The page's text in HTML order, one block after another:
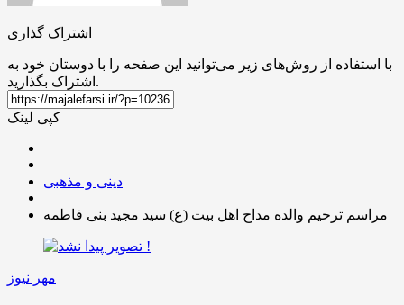
اشتراک گذاری
با استفاده از روش‌های زیر می‌توانید این صفحه را با دوستان خود به
اشتراک بگذارید.
کپی لینک
دینی و مذهبی
مراسم ترحیم والده مداح اهل بیت (ع) سید مجید بنی فاطمه
مهر نیوز